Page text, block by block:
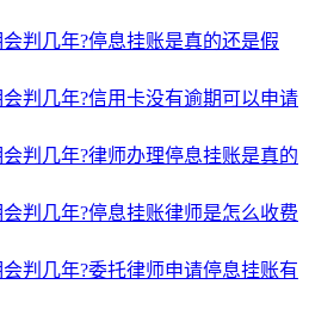
判几年?停息挂账是真的还是假
判几年?信用卡没有逾期可以申请
判几年?律师办理停息挂账是真的
判几年?停息挂账律师是怎么收费
判几年?委托律师申请停息挂账有